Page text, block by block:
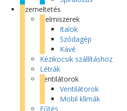
Üzemeltetés
Élelmiszerek
Italok
Szódagép
Kávé
Kézikocsik szállításhoz
Létrák
Ventilátorok
Ventilátorok
Mobil klímák
Fűtés